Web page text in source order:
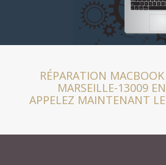
RÉPARATION
MARSEILLE-13009 EN
APPELEZ MAINTENANT